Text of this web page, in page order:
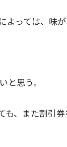
っては、味
と思う。
、また割引